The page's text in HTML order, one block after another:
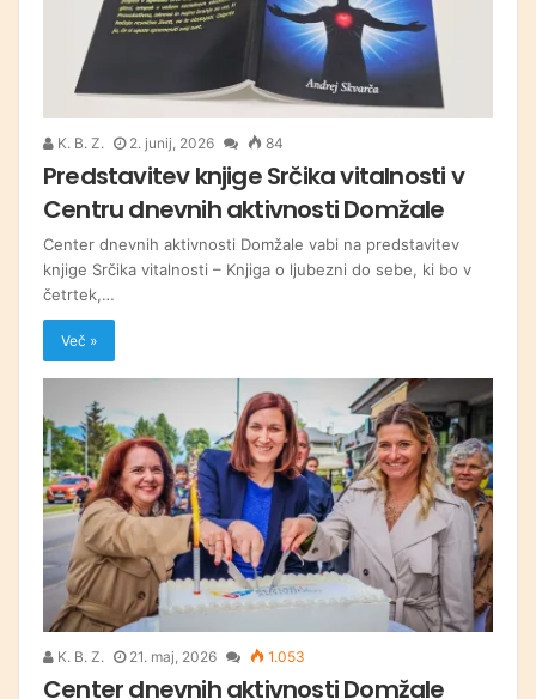
K. B. Z. 2. junij, 2026 84
Predstavitev knjige Srčika vitalnosti v
Centru dnevnih aktivnosti Domžale
Center dnevnih aktivnosti Domžale vabi na predstavitev
knjige Srčika vitalnosti – Knjiga o ljubezni do sebe, ki bo v
četrtek,…
Več »
K. B. Z. 21. maj, 2026 1.053
Center dnevnih aktivnosti Domžale